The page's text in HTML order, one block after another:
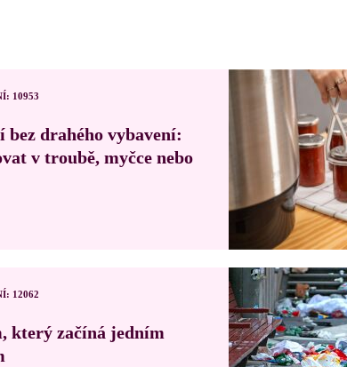
10953
bez drahého vybavení:
v troubě, myčce nebo
12062
který začíná jedním